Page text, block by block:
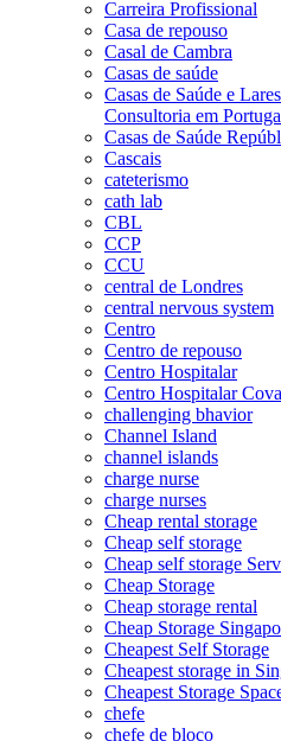
Carreira Profissional
Casa de repouso
Casal de Cambra
Casas de saúde
Casas de Saúde e
Consultoria em
Casas de Saúde
Cascais
cateterismo
cath lab
CBL
CCP
CCU
central de Londres
central nervous system
Centro
Centro de repouso
Centro Hospitalar
Centro Hospitalar
challenging bhavior
Channel Island
channel islands
charge nurse
charge nurses
Cheap rental storage
Cheap self storage
Cheap self storage
Cheap Storage
Cheap storage rental
Cheap Storage
Cheapest Self Storage
Cheapest storage in
Cheapest Storage
chefe
chefe de bloco